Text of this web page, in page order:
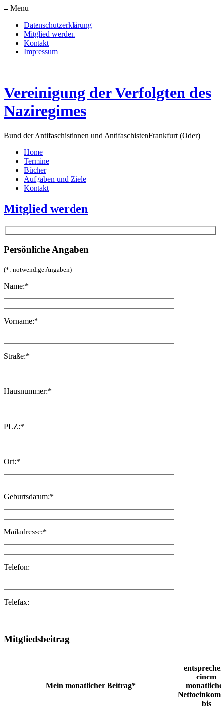
≡ Menu
Datenschutzerklärung
Mitglied werden
Kontakt
Impressum
Vereinigung der Verfolgten des
Naziregimes
Bund der Antifaschistinnen und AntifaschistenFrankfurt (Oder)
Home
Termine
Bücher
Aufgaben und Ziele
Kontakt
Mitglied werden
Persönliche Angaben
(*: notwendige Angaben)
Name:*
Vorname:*
Straße:*
Hausnummer:*
PLZ:*
Ort:*
Geburtsdatum:*
Mailadresse:*
Telefon:
Telefax:
Mitgliedsbeitrag
Mein monatlicher Beitrag*
einem
bis